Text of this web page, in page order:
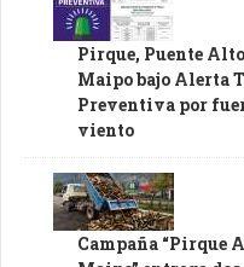
Pirque, Puente
Maipo bajo Alerta
Preventiva por
viento
Campaña “Pirque